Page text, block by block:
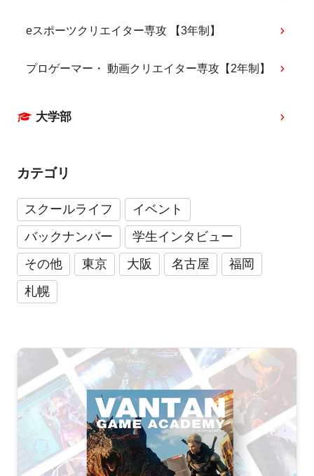
eスポーツクリエイター専攻 【3年制】
プロゲーマー・ 動画クリエイター専攻【2年制】
大学部
カテゴリ
スクールライフ
イベント
バックナンバー
学生インタビュー
その他
東京 大阪 名古屋
福岡
札幌